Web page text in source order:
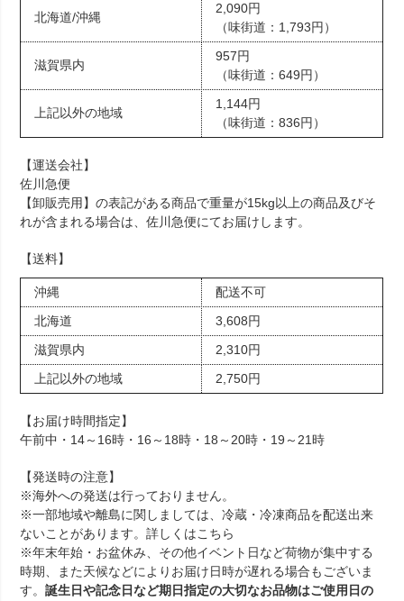
北海道/沖縄
2,090円
（味街道：1,793円）
滋賀県内
957円
（味街道：649円）
上記以外の地域
1,144円
（味街道：836円）
【運送会社】
佐川急便
【卸販売用】の表記がある商品で重量が15kg以上の商品及びそ
れが含まれる場合は、佐川急便にてお届けします。
【送料】
沖縄
配送不可
北海道
3,608円
滋賀県内
2,310円
上記以外の地域
2,750円
【お届け時間指定】
午前中・14～16時・16～18時・18～20時・19～21時
【発送時の注意】
※海外への発送は行っておりません。
※一部地域や離島に関しましては、冷蔵・冷凍商品を配送出来
ないことがあります。詳しくはこちら
※年末年始・お盆休み、その他イベント日など荷物が集中する
時期、また天候などによりお届け日時が遅れる場合もございま
す。誕生日や記念日など期日指定の大切なお品物はご使用日の